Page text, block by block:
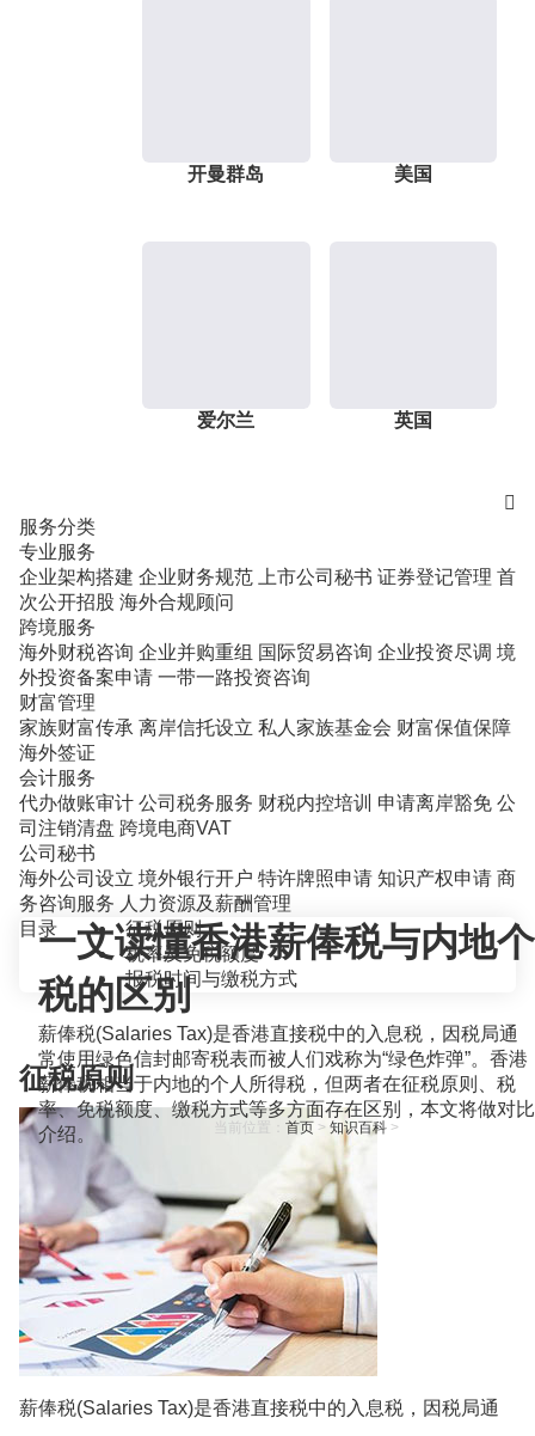
开曼群岛 美国
爱尔兰 英国

服务分类
专业服务
企业架构搭建 企业财务规范 上市公司秘书 证券登记管理 首
次公开招股 海外合规顾问
跨境服务
海外财税咨询 企业并购重组 国际贸易咨询 企业投资尽调 境
外投资备案申请 一带一路投资咨询
财富管理
家族财富传承 离岸信托设立 私人家族基金会 财富保值保障
海外签证
会计服务
代办做账审计 公司税务服务 财税内控培训 申请离岸豁免 公
司注销清盘 跨境电商VAT
公司秘书
海外公司设立 境外银行开户 特许牌照申请 知识产权申请 商
务咨询服务 人力资源及薪酬管理
当前位置： 首页> 知识百科>
一文读懂香港薪俸税与内地个
税的区别
薪俸税(Salaries Tax)是香港直接税中的入息税，因税局通
常使用绿色信封邮寄税表而被人们戏称为“绿色炸弹”。香港
薪俸税相当于内地的个人所得税，但两者在征税原则、税
率、免税额度、缴税方式等多方面存在区别，本文将做对比
介绍。
目录
征税原则
税率及免税额度
报税时间与缴税方式
征税原则
薪俸税(Salaries Tax)是香港直接税中的入息税，因税局通